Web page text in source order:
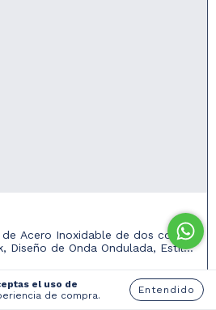
el uso de
de compra. Entendido
Acero Inoxidable de dos colores
Diseño de Onda Ondulada, Estilo